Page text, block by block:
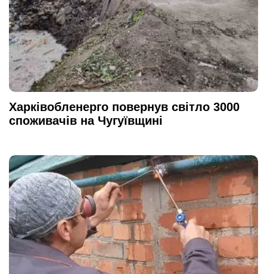
Харківобленерго повернув світло 3000
споживачів на Чугуївщині